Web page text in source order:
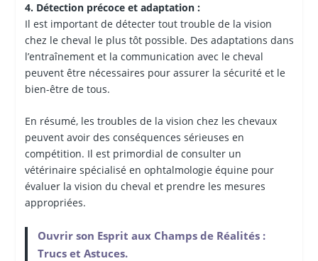
4. Détection précoce et adaptation :
Il est important de détecter tout trouble de la vision
chez le cheval le plus tôt possible. Des adaptations dans
l’entraînement et la communication avec le cheval
peuvent être nécessaires pour assurer la sécurité et le
bien-être de tous.
En résumé, les troubles de la vision chez les chevaux
peuvent avoir des conséquences sérieuses en
compétition. Il est primordial de consulter un
vétérinaire spécialisé en ophtalmologie équine pour
évaluer la vision du cheval et prendre les mesures
appropriées.
Ouvrir son Esprit aux Champs de Réalités :
Trucs et Astuces.